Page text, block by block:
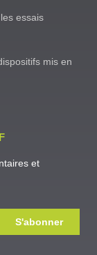
essais
mis en
et
S'abonner